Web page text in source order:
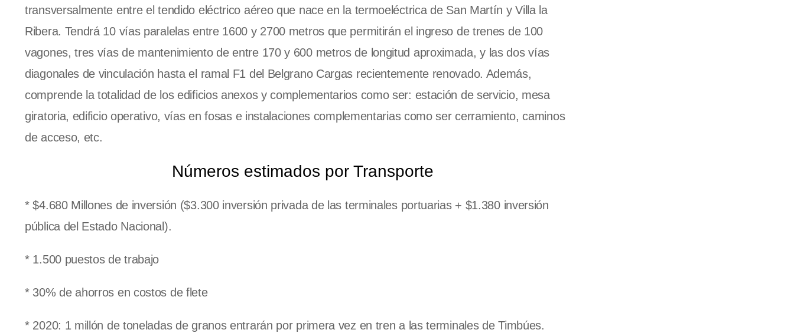
transversalmente entre el tendido eléctrico aéreo que nace en la termoeléctrica de San Martín y Villa la
Ribera. Tendrá 10 vías paralelas entre 1600 y 2700 metros que permitirán el ingreso de trenes de 100
vagones, tres vías de mantenimiento de entre 170 y 600 metros de longitud aproximada, y las dos vías
diagonales de vinculación hasta el ramal F1 del Belgrano Cargas recientemente renovado. Además,
comprende la totalidad de los edificios anexos y complementarios como ser: estación de servicio, mesa
giratoria, edificio operativo, vías en fosas e instalaciones complementarias como ser cerramiento, caminos
de acceso, etc.
Números estimados por Transporte
* $4.680 Millones de inversión ($3.300 inversión privada de las terminales portuarias + $1.380 inversión
pública del Estado Nacional).
* 1.500 puestos de trabajo
* 30% de ahorros en costos de flete
* 2020: 1 millón de toneladas de granos entrarán por primera vez en tren a las terminales de Timbúes.